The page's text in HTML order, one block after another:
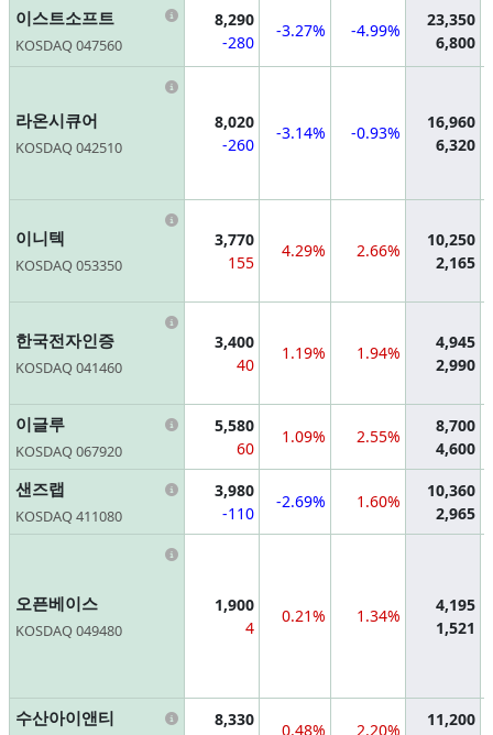
이스트소프트
KOSDAQ 047560
Information
8,290
-280
-3.27% -4.99%
23,350
6,800
라온시큐어
KOSDAQ 042510
Information
8,020
-260
-3.14% -0.93%
16,960
6,320
이니텍
KOSDAQ 053350
Information
3,770
155
4.29% 2.66%
10,250
2,165
한국전자인증
KOSDAQ 041460
Information
3,400
40
1.19% 1.94%
4,945
2,990
이글루
KOSDAQ 067920
Information
5,580
60
1.09% 2.55%
8,700
4,600
샌즈랩
KOSDAQ 411080
Information
3,980
-110
-2.69% 1.60%
10,360
2,965
오픈베이스
KOSDAQ 049480
Information
1,900
4
0.21% 1.34%
4,195
1,521
수산아이앤티 Information
8,330
0.48% 2.20%
11,200